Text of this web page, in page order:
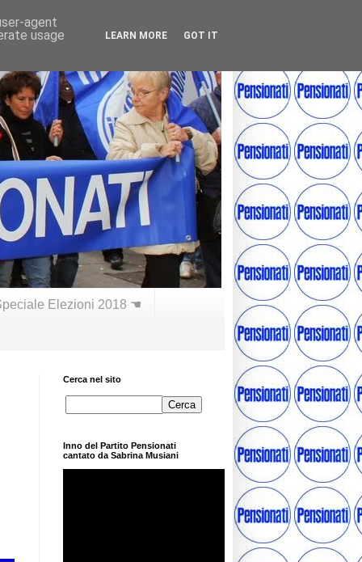
Elezioni 2018 ☚
Cerca nel sito
Inno del Partito Pensionati
cantato da Sabrina Musiani
agent
usage
LEARN MORE GOT IT